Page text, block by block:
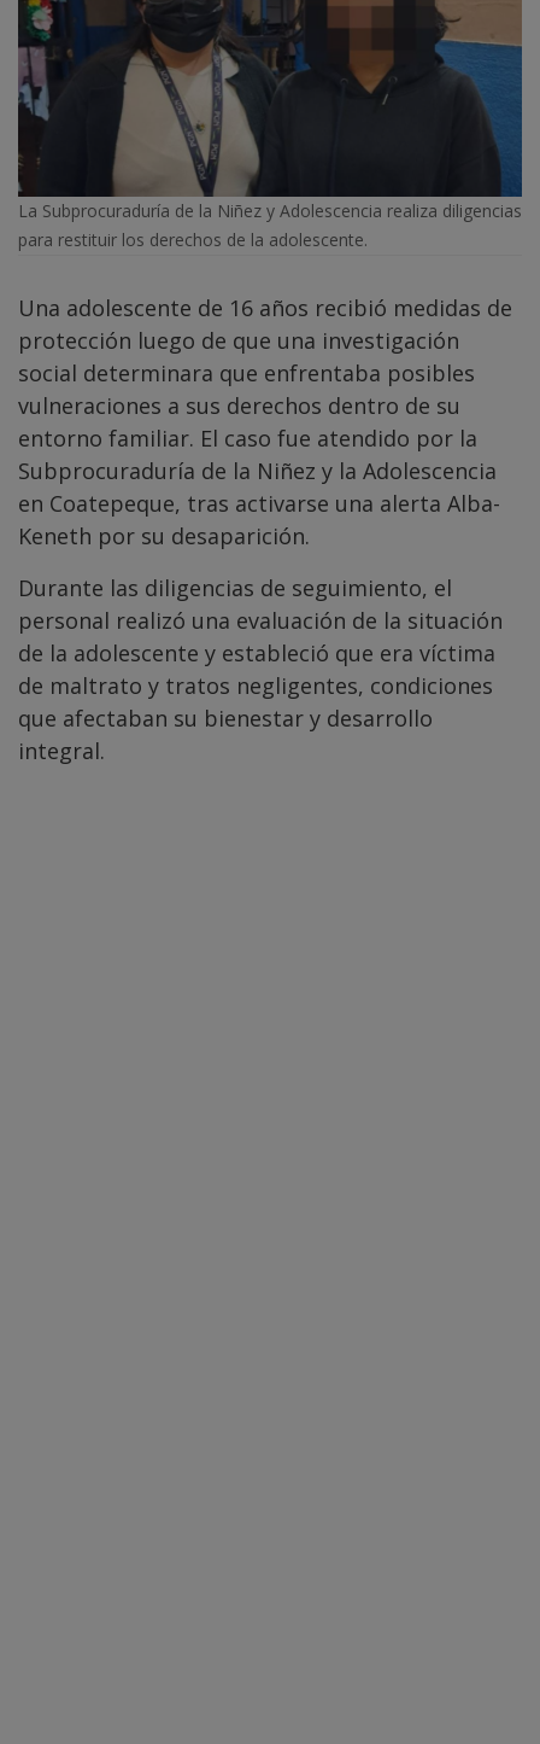
La Subprocuraduría de la Niñez y Adolescencia realiza diligencias
para restituir los derechos de la adolescente.
Una adolescente de 16 años recibió medidas de
protección luego de que una investigación
social determinara que enfrentaba posibles
vulneraciones a sus derechos dentro de su
entorno familiar. El caso fue atendido por la
Subprocuraduría de la Niñez y la Adolescencia
en Coatepeque, tras activarse una alerta Alba-
Keneth por su desaparición.
Durante las diligencias de seguimiento, el
personal realizó una evaluación de la situación
de la adolescente y estableció que era víctima
de maltrato y tratos negligentes, condiciones
que afectaban su bienestar y desarrollo
integral.